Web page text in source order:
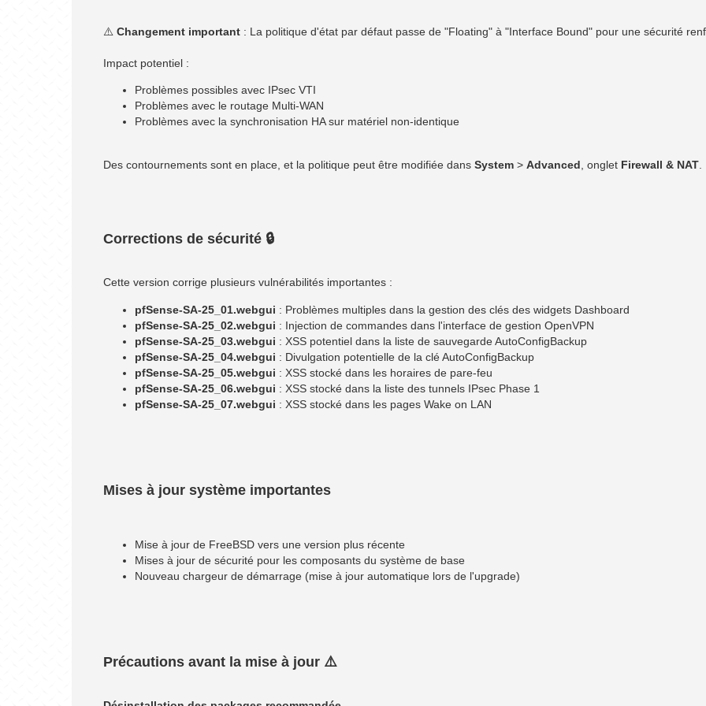
⚠️ Changement important : La politique d'état par défaut passe de "Floating" à "Interface Bound" pour une sécurité
Impact potentiel :
Problèmes possibles avec IPsec VTI
Problèmes avec le routage Multi-WAN
Problèmes avec la synchronisation HA sur matériel non-identique
Des contournements sont en place, et la politique peut être modifiée dans System > Advanced , onglet Firewall & NAT
Corrections de sécurité 🔒
Cette version corrige plusieurs vulnérabilités importantes :
pfSense-SA-25_01.webgui : Problèmes multiples dans la gestion des clés des widgets Dashboard
pfSense-SA-25_02.webgui : Injection de commandes dans l'interface de gestion OpenVPN
pfSense-SA-25_03.webgui : XSS potentiel dans la liste de sauvegarde AutoConfigBackup
pfSense-SA-25_04.webgui : Divulgation potentielle de la clé AutoConfigBackup
pfSense-SA-25_05.webgui : XSS stocké dans les horaires de pare-feu
pfSense-SA-25_06.webgui : XSS stocké dans la liste des tunnels IPsec Phase 1
pfSense-SA-25_07.webgui : XSS stocké dans les pages Wake on LAN
Mises à jour système importantes
Mise à jour de FreeBSD vers une version plus récente
Mises à jour de sécurité pour les composants du système de base
Nouveau chargeur de démarrage (mise à jour automatique lors de l'upgrade)
Précautions avant la mise à jour ⚠️